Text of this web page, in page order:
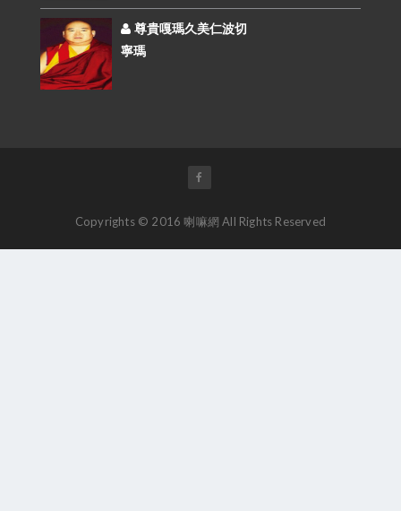
尊貴嘎瑪久美仁波切
寧瑪
Copyrights © 2016 喇嘛網 All Rights Reserved